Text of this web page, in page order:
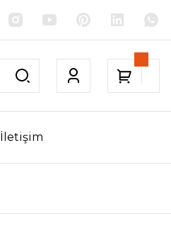
İletişim